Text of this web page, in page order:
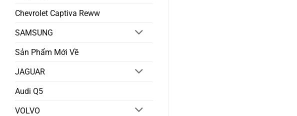
Chevrolet Captiva Reww
SAMSUNG
Sản Phẩm Mới Về
JAGUAR
Audi Q5
VOLVO